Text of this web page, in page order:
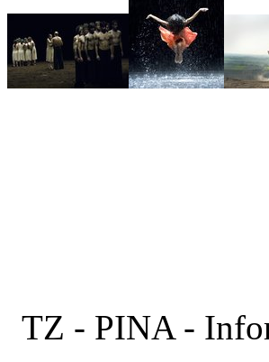
TZ - PINA -